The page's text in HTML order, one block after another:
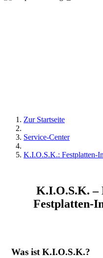
Zur Startseite
Service-Center
K.I.O.S.K.: Festplatten-
K.I.O.S.K. –
Festplatten-
Was ist K.I.O.S.K.?